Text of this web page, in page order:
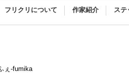
フリクリについて 作家紹介 ステ
ぇ-fumika